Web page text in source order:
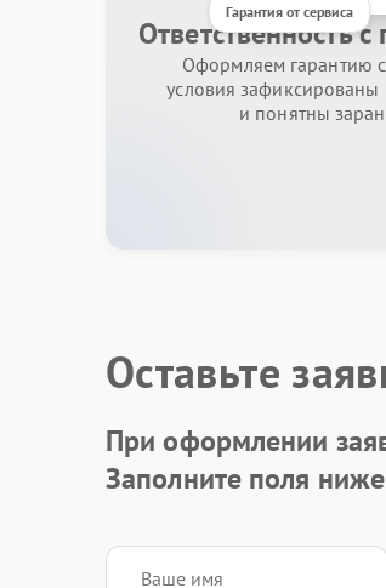
Гарантия от сервиса
Ответственность с
Оформляем гарантию
условия зафиксированы
и понятны
Оставьте
При оформлении
Заполните поля